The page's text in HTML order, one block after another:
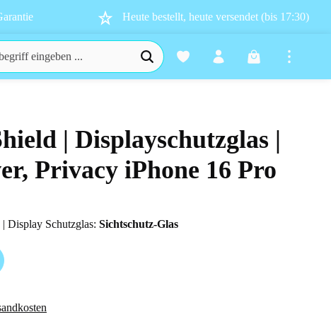
Heute bestellt, heute versendet (bis 17:30)
Warenkorb
0 von 5 Sternen| Displayschutzglas |
Privacy iPhone 16 Pro
| Display Schutzglas: Sichtschutz-Glas